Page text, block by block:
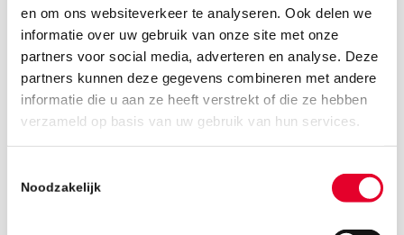
en om ons websiteverkeer te analyseren. Ook delen we
informatie over uw gebruik van onze site met onze
partners voor social media, adverteren en analyse. Deze
partners kunnen deze gegevens combineren met andere
informatie die u aan ze heeft verstrekt of die ze hebben
verzameld op basis van uw gebruik van hun services.
Noodzakelijk
27 augustus 2019